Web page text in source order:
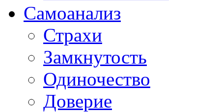
Самоанализ
Страхи
Замкнутость
Одиночество
Доверие